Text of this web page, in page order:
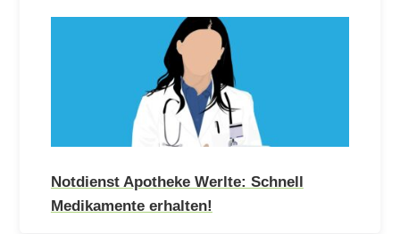
Notdienst Apotheke Werlte: Schnell
Medikamente erhalten!